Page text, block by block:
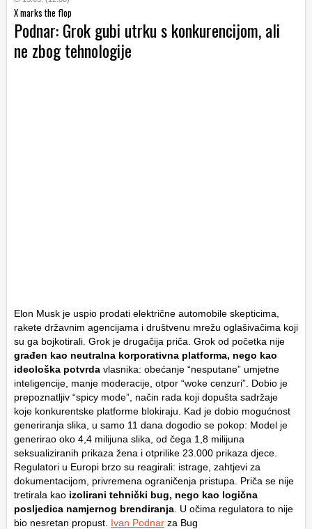
X marks the flop
Podnar: Grok gubi utrku s konkurencijom, ali
ne zbog tehnologije
Elon Musk je uspio prodati električne automobile skepticima,
rakete državnim agencijama i društvenu mrežu oglašivačima koji
su ga bojkotirali. Grok je drugačija priča. Grok od početka nije
građen kao neutralna korporativna platforma, nego kao
ideološka potvrda vlasnika: obećanje “nesputane” umjetne
inteligencije, manje moderacije, otpor “woke cenzuri”. Dobio je
prepoznatljiv “spicy mode”, način rada koji dopušta sadržaje
koje konkurentske platforme blokiraju. Kad je dobio mogućnost
generiranja slika, u samo 11 dana dogodio se pokop: Model je
generirao oko 4,4 milijuna slika, od čega 1,8 milijuna
seksualiziranih prikaza žena i otprilike 23.000 prikaza djece.
Regulatori u Europi brzo su reagirali: istrage, zahtjevi za
dokumentacijom, privremena ograničenja pristupa. Priča se nije
tretirala kao izolirani tehnički bug, nego kao logična
posljedica namjernog brendiranja . U očima regulatora to nije
bio nesretan propust. Ivan Podnar za Bug